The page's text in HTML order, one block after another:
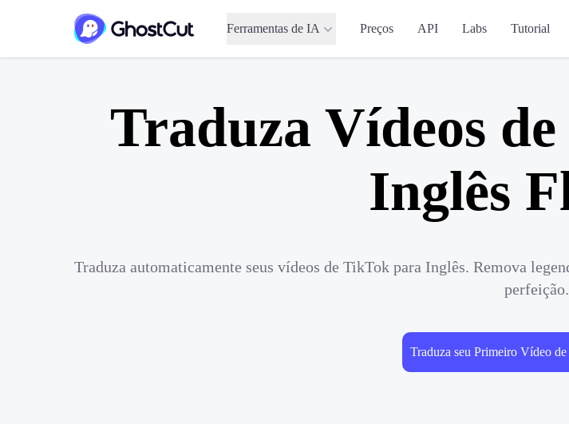
Ferramentas de IA Preços API Labs Tutorial
Traduza Vídeos
Inglês
Traduza automaticamente seus vídeos de TikTok para Inglês. Remova
perfeição.
Traduza seu Primeiro Vídeo